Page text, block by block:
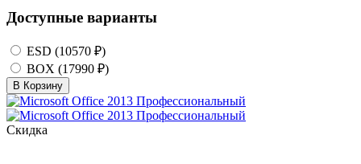
Доступные варианты
ESD (10570 ₽)
BOX (17990 ₽)
В Корзину
Скидка